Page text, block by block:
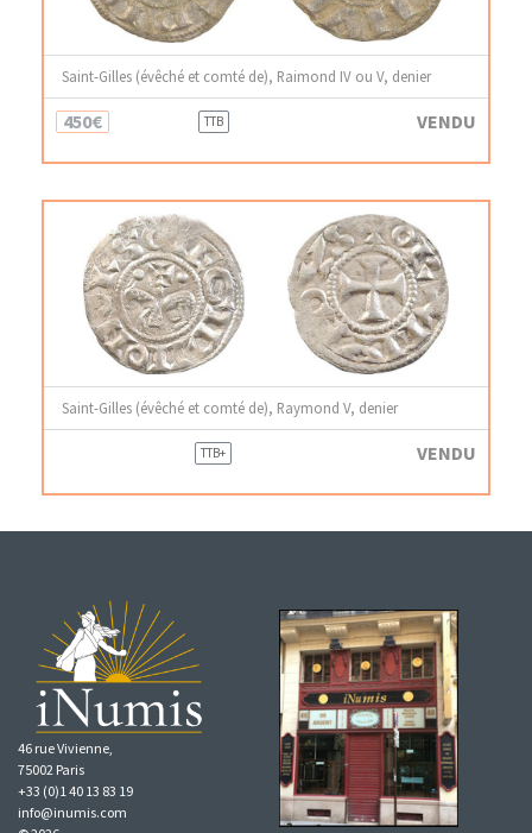
Saint-Gilles (évêché et comté de), Raimond IV ou V, denier
450€ TTB VENDU
Saint-Gilles (évêché et comté de), Raymond V, denier
TTB+ VENDU
46 rue Vivienne,
75002 Paris
+33 (0)1 40 13 83 19
info@inumis.com